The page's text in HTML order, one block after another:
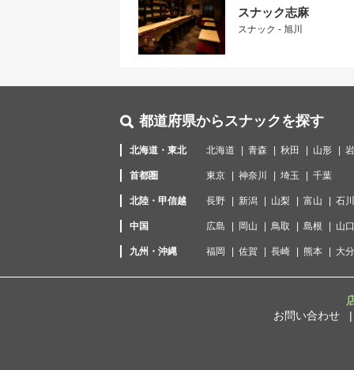
スナック志麻
スナック - 旭川
都道府県からスナックを探す
北海道・東北 北海道 青森 秋田 山形
首都圏 東京 神奈川 埼玉 千葉
北陸・甲信越 長野 新潟 山梨 富山 石川
中国 広島 岡山 鳥取 島根 山口
九州・沖縄 福岡 佐賀 長崎 熊本 大分
お問い合わせ